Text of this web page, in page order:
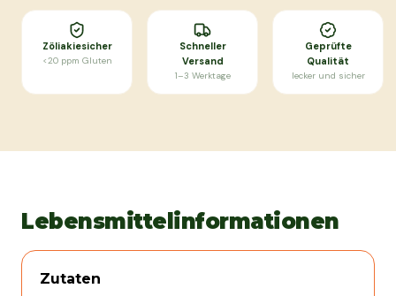
Zöliakiesicher
<20 ppm Gluten
Schneller
Versand
1–3 Werktage
Geprüfte
Qualität
lecker und sicher
Lebensmittelinformationen
Zutaten